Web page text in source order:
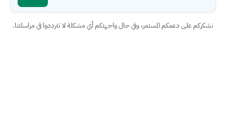
نشكركم على دعمكم المستمر، وفي حال واجهتكم أي مشكلة لا تترددوا في مراسلتنا.